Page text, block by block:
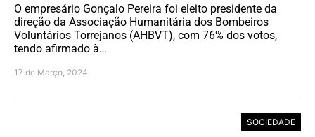
O empresário Gonçalo Pereira foi eleito presidente da
direção da Associação Humanitária dos Bombeiros
Voluntários Torrejanos (AHBVT), com 76% dos votos,
tendo afirmado à…
17 de Março, 2024
SOCIEDADE